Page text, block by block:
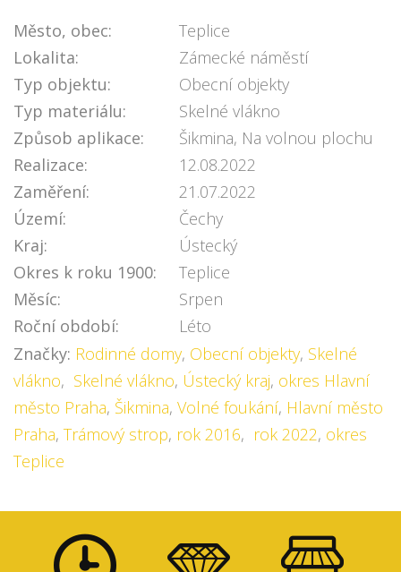
Město, obec:
Teplice
Lokalita:
Zámecké náměstí
Typ objektu:
Obecní objekty
Typ materiálu:
Skelné vlákno
Způsob aplikace:
Šikmina, Na volnou plochu
Realizace:
12.08.2022
Zaměření:
21.07.2022
Území:
Čechy
Kraj:
Ústecký
Okres k roku 1900:
Teplice
Měsíc:
Srpen
Roční období:
Léto
Značky: Rodinné domy, Obecní objekty, Skelné
vlákno, Skelné vlákno, Ústecký kraj, okres Hlavní
město Praha, Šikmina, Volné foukání, Hlavní město
Praha, Trámový strop, rok 2016, rok 2022, okres
Teplice